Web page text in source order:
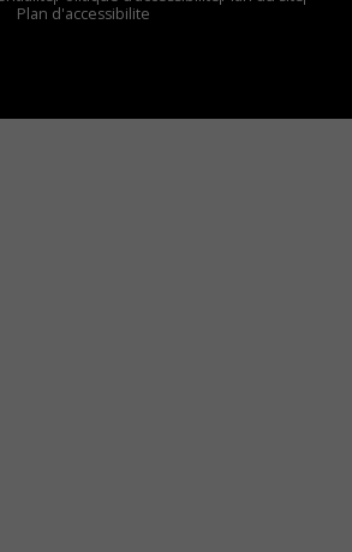
Plan d'accessibilite